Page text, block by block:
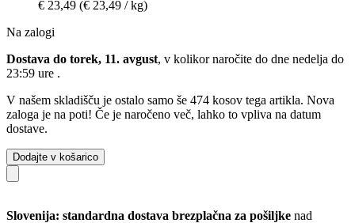
€ 23,49 (€ 23,49 / kg)
Na zalogi
Dostava do torek, 11. avgust, v kolikor naročite do dne nedelja do
23:59 ure .
V našem skladišču je ostalo samo še 474 kosov tega artikla. Nova
zaloga je na poti! Če je naročeno več, lahko to vpliva na datum
dostave.
Dodajte v košarico
Slovenija: standardna dostava brezplačna za pošiljke nad